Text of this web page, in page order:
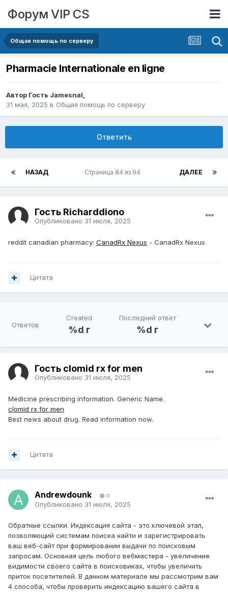
Форум VIP CS
Общая помощь по серверу
Pharmacie Internationale en ligne
Автор Гость Jamesnal,
31 мая, 2025 в Общая помощь по серверу
Ответить
НАЗАД ДАЛЕЕ
Страница 84 из 94
Гость Richarddiono
Опубликовано 31 июля, 2025
reddit canadian pharmacy: CanadRx Nexus - CanadRx Nexus
Цитата
Ответов
Created
%d г
Последний ответ
%d г
Гость clomid rx for men
Опубликовано 31 июля, 2025
Medicine prescribing information. Generic Name.
clomid rx for men
Best news about drug. Read information now.
Цитата
Andrewdounk 0
Опубликовано 31 июля, 2025
Обратные ссылки. Индексация сайта - это ключевой этап,
позволяющий системам поиска найти и зарегистрировать
ваш веб-сайт при формировании выдачи по поисковым
запросам. Основная цель любого вебмастера - увеличение
видимости своего сайта в поисковиках, чтобы увеличить
приток посетителей. В данном материале мы рассмотрим вам
4 способа, чтобы проверить индексацию вашего сайта в